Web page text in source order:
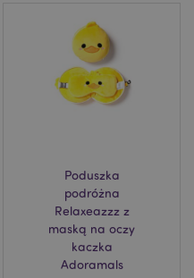
Poduszka
podróżna
Relaxeazzz z
maską na oczy
kaczka
Adoramals
www.puckator.pl